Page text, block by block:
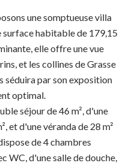
une somptueuse villa
habitable de 179,15
elle offre une vue
et les collines de Grasse
séduira par son exposition
optimal.
séjour de 46 m², d'une
et d'une véranda de 28 m²
de 4 chambres
WC, d'une salle de douche,